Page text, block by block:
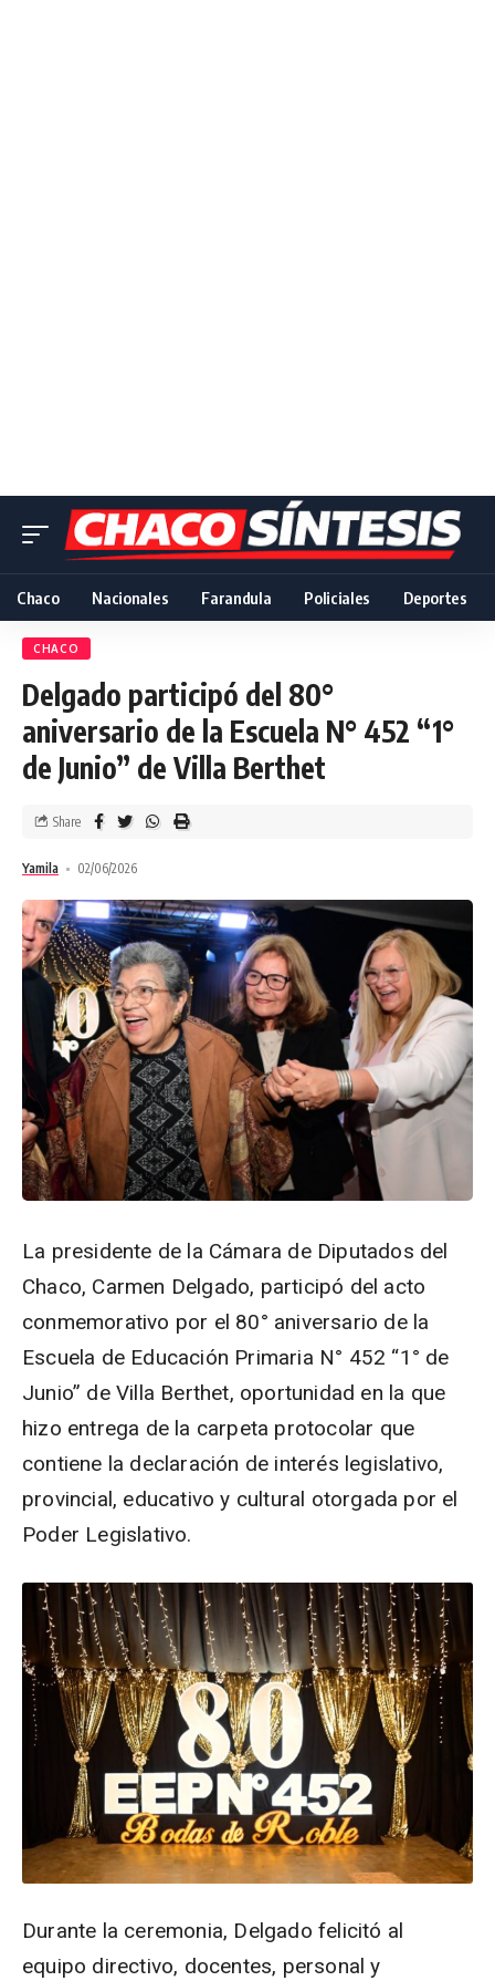
Chaco Nacionales Farandula Policiales Deportes
CHACO
Delgado participó del 80°
aniversario de la Escuela N° 452 “1°
de Junio” de Villa Berthet
Yamila 02/06/2026
Share
La presidente de la Cámara de Diputados del
Chaco, Carmen Delgado, participó del acto
conmemorativo por el 80° aniversario de la
Escuela de Educación Primaria N° 452 “1° de
Junio” de Villa Berthet, oportunidad en la que
hizo entrega de la carpeta protocolar que
contiene la declaración de interés legislativo,
provincial, educativo y cultural otorgada por el
Poder Legislativo.
Durante la ceremonia, Delgado felicitó al
equipo directivo, docentes, personal y